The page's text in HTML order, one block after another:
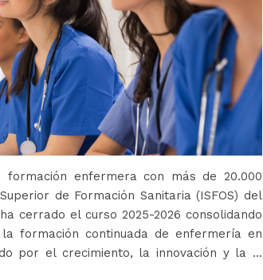
formación enfermera con más de 20.000
de Formación Sanitaria (ISFOS) del
cerrado el curso 2025-2026 consolidando
formación continuada de enfermería en
por el crecimiento, la innovación y la …